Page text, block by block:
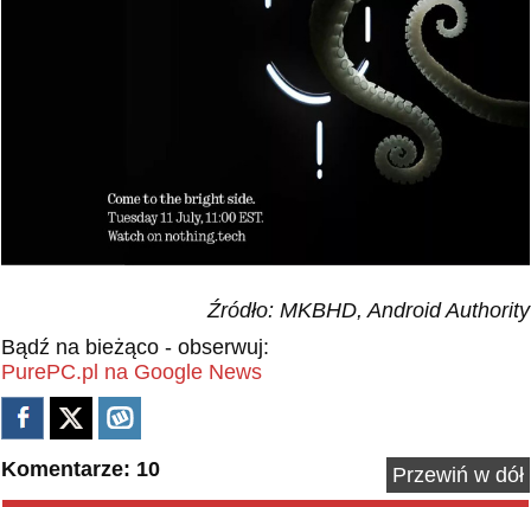
Źródło: MKBHD, Android Authority
Bądź na bieżąco - obserwuj:
PurePC.pl na Google News
Komentarze: 10
Przewiń w dół